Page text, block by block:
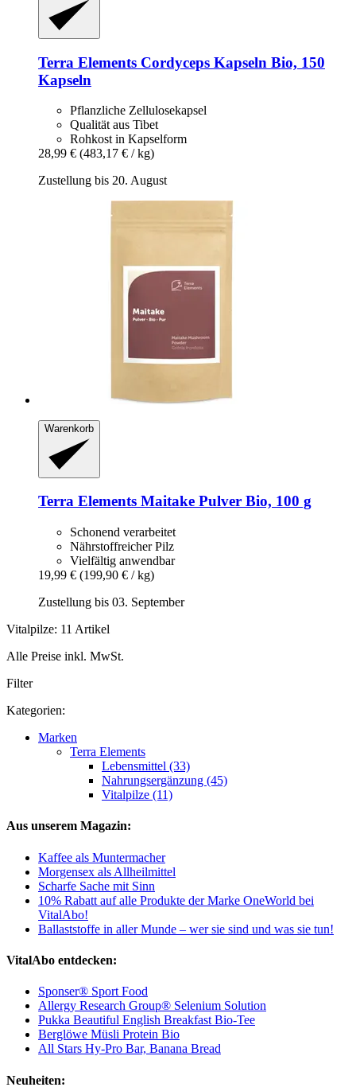
Terra Elements Cordyceps Kapseln Bio, 150
Kapseln
Pflanzliche Zellulosekapsel
Qualität aus Tibet
Rohkost in Kapselform
28,99 € (483,17 € / kg)
Zustellung bis 20. August
Warenkorb
Terra Elements Maitake Pulver Bio, 100 g
Schonend verarbeitet
Nährstoffreicher Pilz
Vielfältig anwendbar
19,99 € (199,90 € / kg)
Zustellung bis 03. September
Vitalpilze: 11 Artikel
Alle Preise inkl. MwSt.
Filter
Kategorien:
Marken
Terra Elements
Lebensmittel (33)
Nahrungsergänzung (45)
Vitalpilze (11)
Aus unserem Magazin:
Kaffee als Muntermacher
Morgensex als Allheilmittel
Scharfe Sache mit Sinn
10% Rabatt auf alle Produkte der Marke OneWorld bei
VitalAbo!
Ballaststoffe in aller Munde – wer sie sind und was sie tun!
VitalAbo entdecken:
Sponser® Sport Food
Allergy Research Group® Selenium Solution
Pukka Beautiful English Breakfast Bio-Tee
Berglöwe Müsli Protein Bio
All Stars Hy-Pro Bar, Banana Bread
Neuheiten: